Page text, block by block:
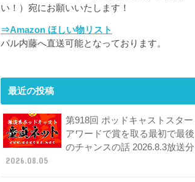
い！）宛にお願いいたします！
⇒Amazon ほしい物リスト
パル内藤へ直送可能となっております。
最近の投稿
第918回 ポッドキャストスター
アワードで賞を取る最初で最後
のチャンスの話 2026.8.3放送分
2026.08.05